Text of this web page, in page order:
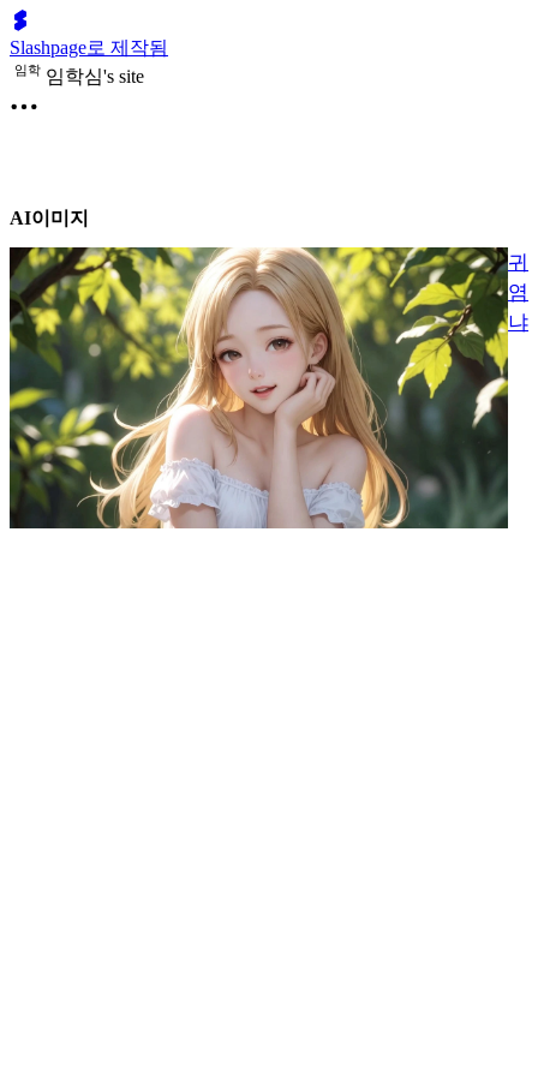
Slashpage로 제작됨
임학 임학심's site
AI이미지
귀
염
냐